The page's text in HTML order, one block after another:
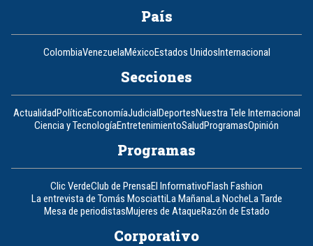
País
ColombiaVenezuelaMéxicoEstados UnidosInternacional
Secciones
ActualidadPolíticaEconomíaJudicialDeportesNuestra Tele Internacional
Ciencia y TecnologíaEntretenimientoSaludProgramasOpinión
Programas
Clic VerdeClub de PrensaEl InformativoFlash Fashion
La entrevista de Tomás MosciattiLa MañanaLa NocheLa Tarde
Mesa de periodistasMujeres de AtaqueRazón de Estado
Corporativo